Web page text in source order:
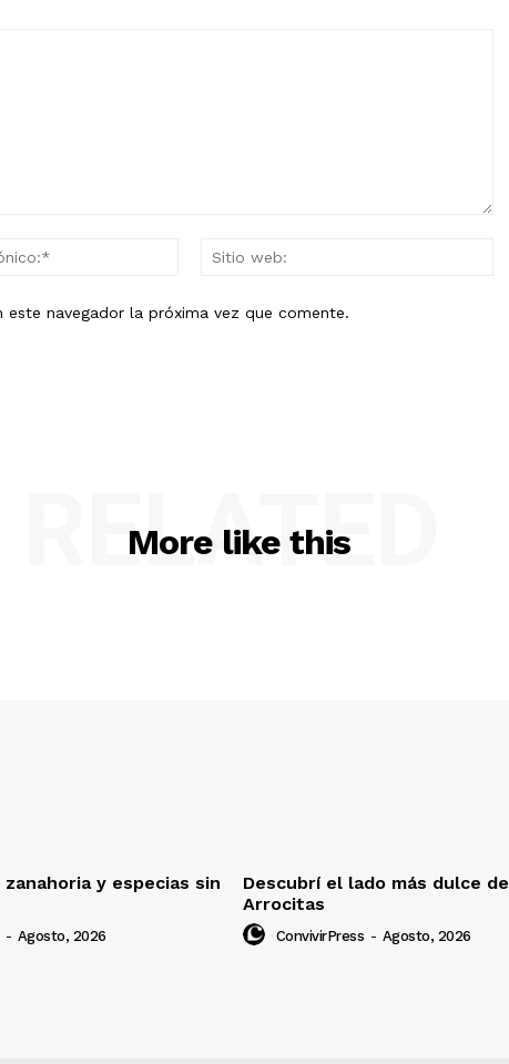
Correo
navegador la próxima vez que comente.
More like this
RELATED
zanahoria y especias sin
- Agosto, 2026
Descubrí el lado más dulce de
Arrocitas
ConvivirPress - Agosto, 2026